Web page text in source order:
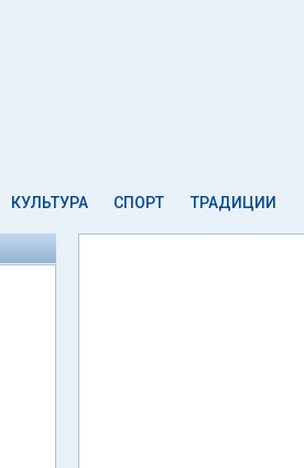
КУЛЬТУРА СПОРТ ТРАДИЦИИ